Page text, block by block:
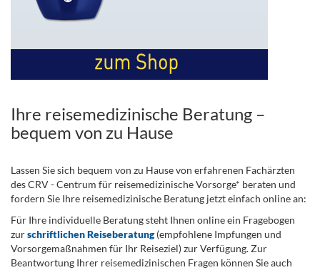
Ihre reisemedizinische Beratung –
bequem von zu Hause
Lassen Sie sich bequem von zu Hause von erfahrenen Fachärzten
des CRV - Centrum für reisemedizinische Vorsorge* beraten und
fordern Sie Ihre reisemedizinische Beratung jetzt einfach online an:
Für Ihre individuelle Beratung steht Ihnen online ein Fragebogen
zurschriftlichen Reiseberatung(empfohlene Impfungen und
Vorsorgemaßnahmen für Ihr Reiseziel) zur Verfügung. Zur
Beantwortung Ihrer reisemedizinischen Fragen können Sie auch